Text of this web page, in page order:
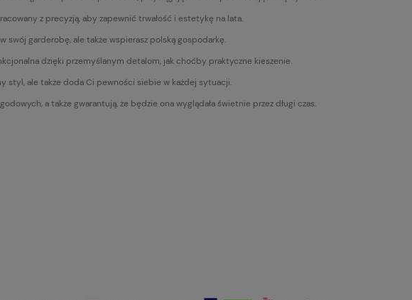
z precyzją, aby zapewnić trwałość i estetykę na lata.
garderobę, ale także wspierasz polską gospodarkę.
dzięki przemyślanym detalom, jak choćby praktyczne kieszenie.
styl, ale także doda Ci pewności siebie w każdej sytuacji.
a także gwarantują, że będzie ona wyglądała świetnie przez długi czas.